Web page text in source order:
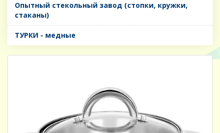
Опытный стекольный завод (стопки, кружки,
стаканы)
ТУРКИ - медные